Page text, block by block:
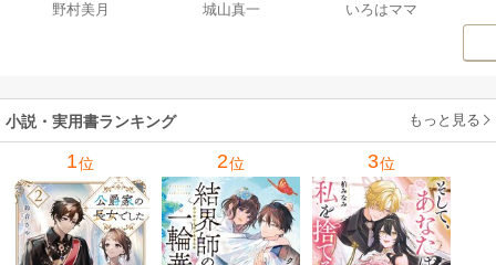
五月くんの夏のお
野村美月
巻
城山真一
生です マンガ
いろはママ
小説・実用書ランキング もっと見る
1位 2位 3位